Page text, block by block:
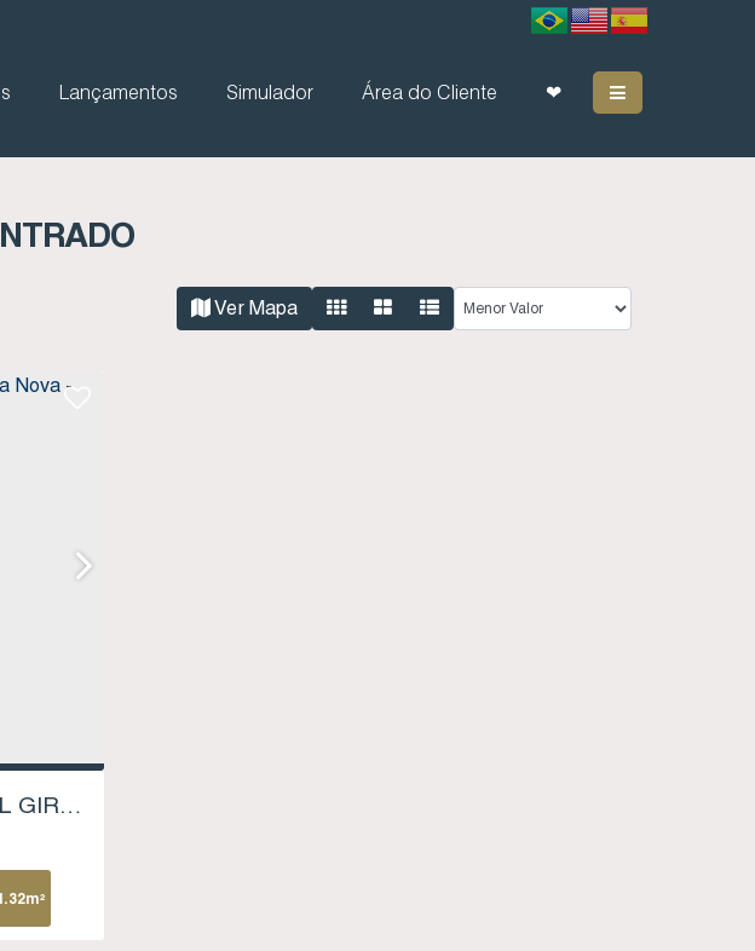
❤
Área do Cliente
Simulador
Lançamentos
Ver Mapa
CASA GEMINADA NO RESIDENCIAL GIRASSOL - VILA NOVA - IMBITUBA SC
.32m²